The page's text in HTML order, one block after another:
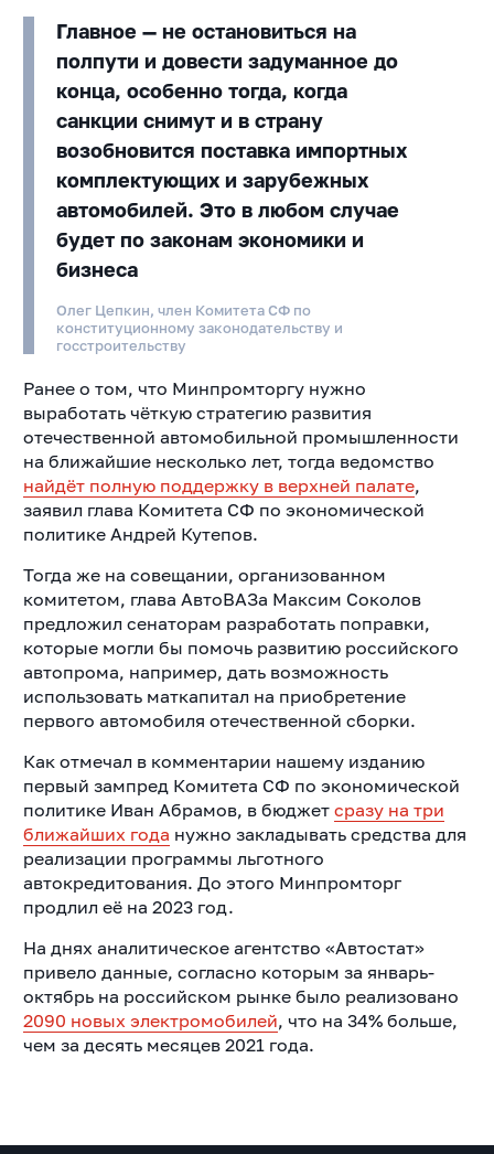
Главное — не остановиться на
полпути и довести задуманное до
конца, особенно тогда, когда
санкции снимут и в страну
возобновится поставка импортных
комплектующих и зарубежных
автомобилей. Это в любом случае
будет по законам экономики и
бизнеса
Олег Цепкин, член Комитета СФ по
конституционному законодательству и
госстроительству
Ранее о том, что Минпромторгу нужно
выработать чёткую стратегию развития
отечественной автомобильной промышленности
на ближайшие несколько лет, тогда ведомство
найдёт полную поддержку в верхней палате,
заявил глава Комитета СФ по экономической
политике Андрей Кутепов.
Тогда же на совещании, организованном
комитетом, глава АвтоВАЗа Максим Соколов
предложил сенаторам разработать поправки,
которые могли бы помочь развитию российского
автопрома, например, дать возможность
использовать маткапитал на приобретение
первого автомобиля отечественной сборки.
Как отмечал в комментарии нашему изданию
первый зампред Комитета СФ по экономической
политике Иван Абрамов, в бюджет сразу на три
ближайших года нужно закладывать средства для
реализации программы льготного
автокредитования. До этого Минпромторг
продлил её на 2023 год.
На днях аналитическое агентство «Автостат»
привело данные, согласно которым за январь-
октябрь на российском рынке было реализовано
2090 новых электромобилей, что на 34% больше,
чем за десять месяцев 2021 года.